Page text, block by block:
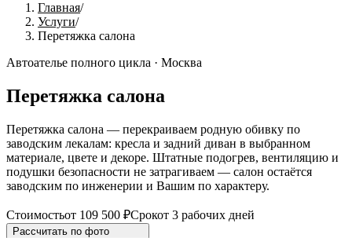
Главная/
Услуги/
Перетяжка салона
Автоателье полного цикла · Москва
Перетяжка салона
Перетяжка салона — перекраиваем родную обивку по
заводским лекалам: кресла и задний диван в выбранном
материале, цвете и декоре. Штатные подогрев, вентиляцию и
подушки безопасности не затрагиваем — салон остаётся
заводским по инженерии и Вашим по характеру.
Стоимостьот 109 500 ₽Срокот 3 рабочих дней
Рассчитать по фото